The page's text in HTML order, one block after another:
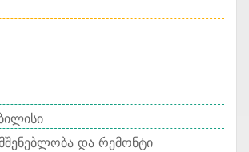
და რემონტი